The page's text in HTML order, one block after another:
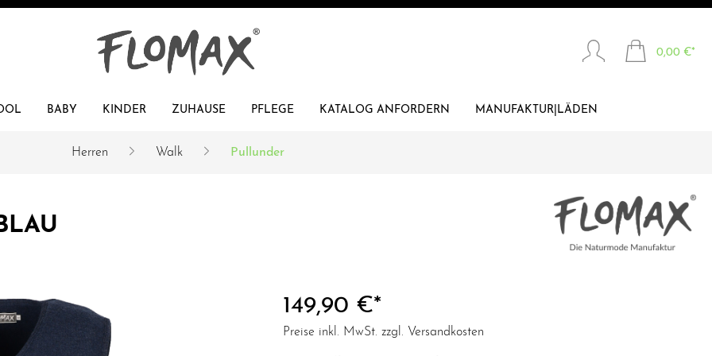
0,00 €*
BABY KINDER ZUHAUSE PFLEGE KATALOG ANFORDERN MANUFAKTUR|LÄDEN
Herren Walk Pullunder
149,90 €*
Preise inkl. MwSt. zzgl. Versandkosten